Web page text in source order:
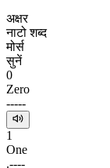
अक्षर
नाटो शब्द
मोर्स
सुनें
0
Zero
-----
1
One
.----